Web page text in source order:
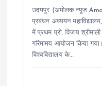
उदयपुर (अमोलक न्यूज
प्रबंधन अध्ययन
में प्रथम प्रो. विजय
गरिमामय आयोजन किया
विश्वविद्यालय के…